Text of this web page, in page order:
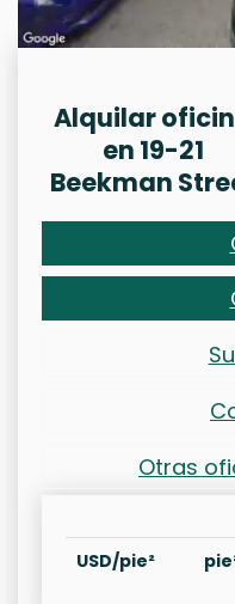
Alquilar
en 19-21
Beekman
Otras
USD/pie²